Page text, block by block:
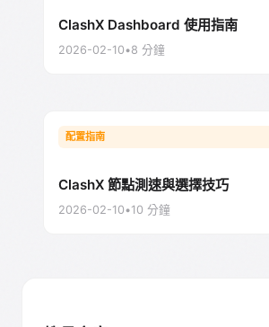
ClashX Dashboard 使用指南
2026-02-10•8 分鐘
配置指南
ClashX 節點測速與選擇技巧
2026-02-10•10 分鐘